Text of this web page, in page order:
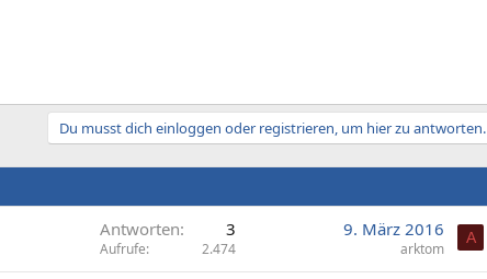
Du musst dich einloggen oder registrieren, um hier zu antworten.
Antworten 3
Aufrufe 2.474
9. März 2016
arktom
A